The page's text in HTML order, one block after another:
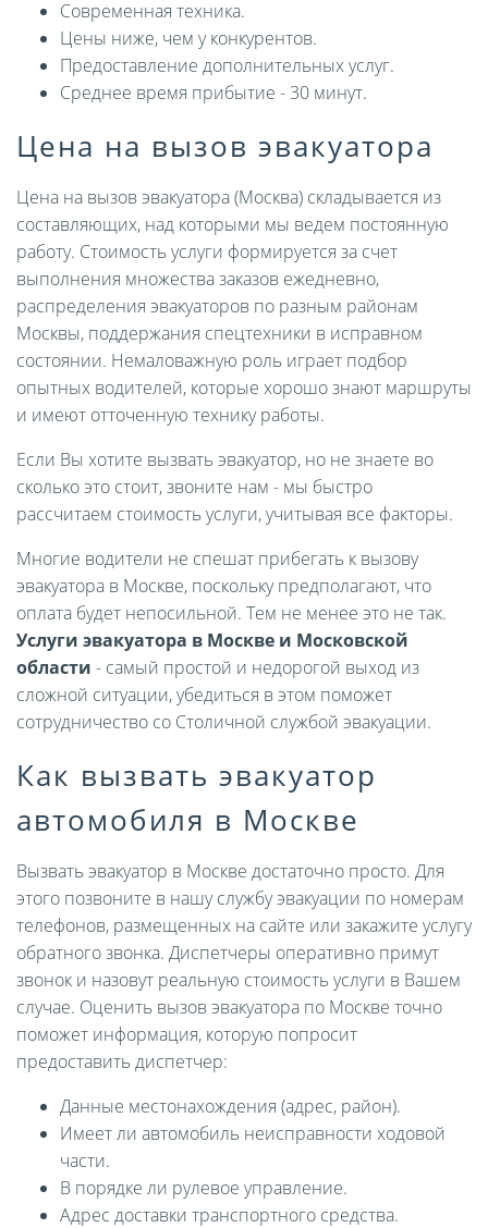
Современная техника.
Цены ниже, чем у конкурентов.
Предоставление дополнительных услуг.
Среднее время прибытие - 30 минут.
Цена на вызов эвакуатора
Цена на вызов эвакуатора (Москва) складывается из
составляющих, над которыми мы ведем постоянную
работу. Стоимость услуги формируется за счет
выполнения множества заказов ежедневно,
распределения эвакуаторов по разным районам
Москвы, поддержания спецтехники в исправном
состоянии. Немаловажную роль играет подбор
опытных водителей, которые хорошо знают маршруты
и имеют отточенную технику работы.
Если Вы хотите вызвать эвакуатор, но не знаете во
сколько это стоит, звоните нам - мы быстро
рассчитаем стоимость услуги, учитывая все факторы.
Многие водители не спешат прибегать к вызову
эвакуатора в Москве, поскольку предполагают, что
оплата будет непосильной. Тем не менее это не так.
Услуги эвакуатора в Москве и Московской
области - самый простой и недорогой выход из
сложной ситуации, убедиться в этом поможет
сотрудничество со Столичной службой эвакуации.
Как вызвать эвакуатор
автомобиля в Москве
Вызвать эвакуатор в Москве достаточно просто. Для
этого позвоните в нашу службу эвакуации по номерам
телефонов, размещенных на сайте или закажите услугу
обратного звонка. Диспетчеры оперативно примут
звонок и назовут реальную стоимость услуги в Вашем
случае. Оценить вызов эвакуатора по Москве точно
поможет информация, которую попросит
предоставить диспетчер:
Данные местонахождения (адрес, район).
Имеет ли автомобиль неисправности ходовой
части.
В порядке ли рулевое управление.
Адрес доставки транспортного средства.